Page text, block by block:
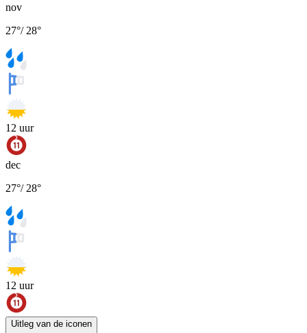
nov
27°/ 28°
12 uur
dec
27°/ 28°
12 uur
Uitleg van de iconen